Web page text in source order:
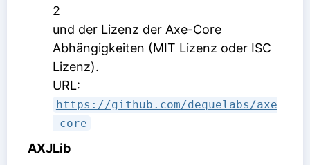
2
und der Lizenz der Axe-Core
Abhängigkeiten (MIT Lizenz oder ISC
Lizenz).
URL:
https://github.com/dequelabs/axe
-core
AXJLib